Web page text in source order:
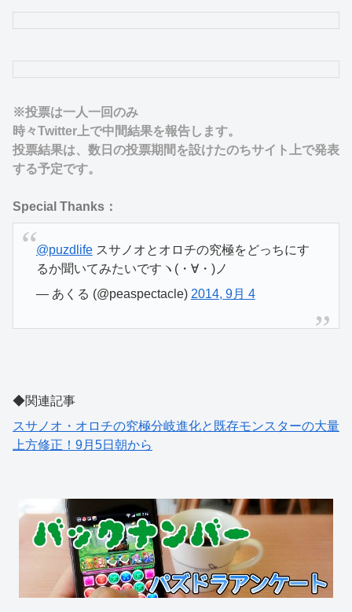
※投票は一人一回のみ
時々Twitter上で中間結果を報告します。
投票結果は、数日の投票期間を設けたのちサイト上で発表
する予定です。
Special Thanks：
@puzdlifeスサノオとオロチの究極をどっちにす
るか聞いてみたいですヽ(・∀・)ノ
— あくる (@peaspectacle) 2014, 9月 4
◆関連記事
スサノオ・オロチの究極分岐進化と既存モンスターの大量
上方修正！9月5日朝から